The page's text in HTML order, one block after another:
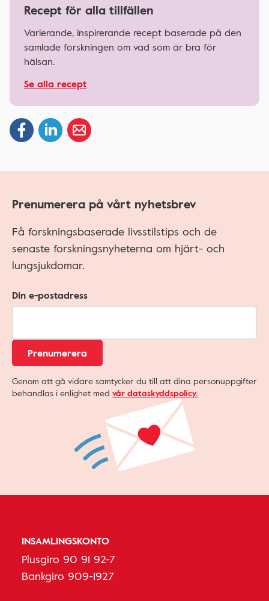
Recept för alla tillfällen
Varierande, inspirerande recept baserade på den
samlade forskningen om vad som är bra för
hälsan.
Se alla recept
Prenumerera på vårt nyhetsbrev
Få forskningsbaserade livsstilstips och de
senaste forskningsnyheterna om hjärt- och
lungsjukdomar.
Din e-postadress
Prenumerera
Genom att gå vidare samtycker du till att dina personuppgifter
behandlas i enlighet med vår dataskyddspolicy.
INSAMLINGSKONTO
Plusgiro 90 91 92-7
Bankgiro 909-1927